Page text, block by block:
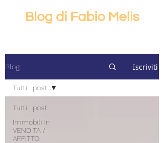
Blog di Fabio Melis
Blog Iscriviti
Tutti i post
Immobili In
VENDITA /
AFFITTO
Tutti i post